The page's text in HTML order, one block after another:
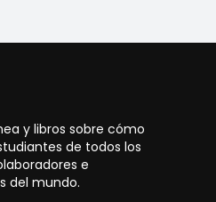
y libros sobre cómo
de todos los
e
del mundo.